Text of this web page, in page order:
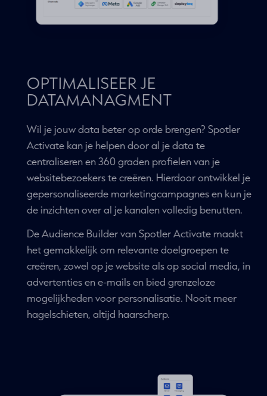
OPTIMALISEER JE
DATAMANAGMENT
Wil je jouw data beter op orde brengen? Spotler
centraliseren en 360 graden profielen van je
websitebezoekers te creëren. Hierdoor ontwikkel je
gepersonaliseerde marketingcampagnes en kun je
de inzichten over al je kanalen volledig benutten.
De Audience Builder van Spotler Activate maakt
mogelijkheden voor personalisatie. Nooit meer
hagelschieten, altijd haarscherp.